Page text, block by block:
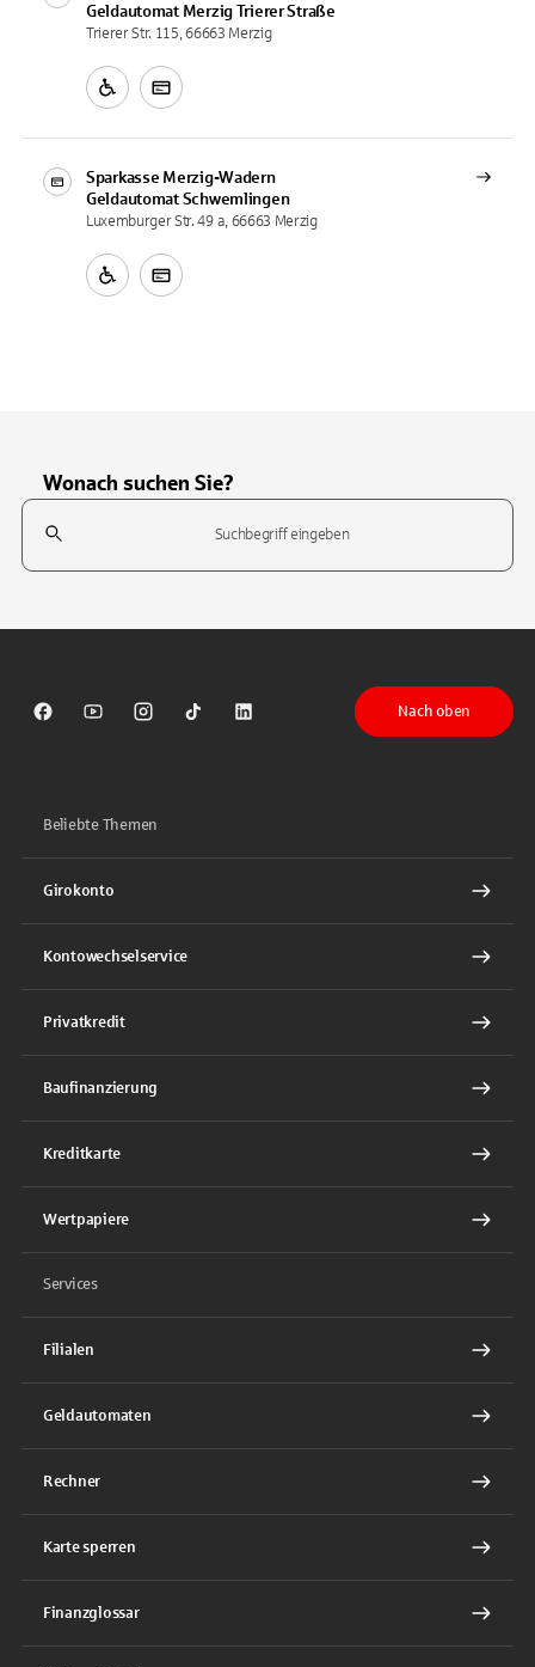
Geldautomat Merzig Trierer Straße
Trierer Str. 115, 66663 Merzig
Sparkasse Merzig-Wadern
Geldautomat Schwemlingen
Luxemburger Str. 49 a, 66663 Merzig
Wonach suchen Sie?
Suchfeld
Sparkasse auf Facebook
Sparkasse auf Youtube
Sparkasse auf Instagram
Sparkasse auf TikTok
Sparkasse auf LinkedIn
Nach oben
Beliebte Themen
Girokonto
Kontowechselservice
Privatkredit
Baufinanzierung
Kreditkarte
Wertpapiere
Services
Filialen
Geldautomaten
Rechner
Karte sperren
Finanzglossar